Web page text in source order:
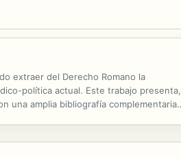
extraer del Derecho Romano la
política actual. Este trabajo presenta,
una amplia bibliografía complementaria.